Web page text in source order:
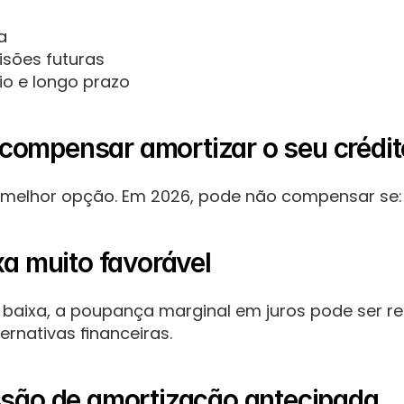
futuras
e longo prazo
amortizar o seu
opção. Em 2026, pode não compensar se:
muito favorável
a poupança marginal em juros pode ser
financeiras.